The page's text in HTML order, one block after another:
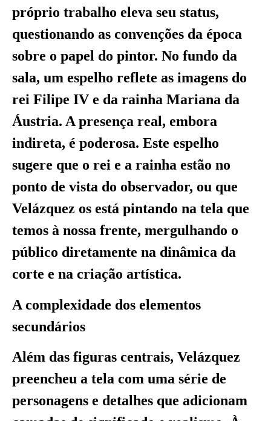
próprio trabalho eleva seu status,
questionando as convenções da época
sobre o papel do pintor. No fundo da
sala, um espelho reflete as imagens do
rei Filipe IV e da rainha Mariana da
Áustria. A presença real, embora
indireta, é poderosa. Este espelho
sugere que o rei e a rainha estão no
ponto de vista do observador, ou que
Velázquez os está pintando na tela que
temos à nossa frente, mergulhando o
público diretamente na dinâmica da
corte e na criação artística.
A complexidade dos elementos
secundários
Além das figuras centrais, Velázquez
preencheu a tela com uma série de
personagens e detalhes que adicionam